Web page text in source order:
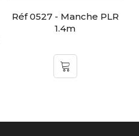
Réf 0527 - Manche PLR
1.4m